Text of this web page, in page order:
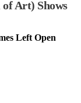
Art) Shows
Left Open